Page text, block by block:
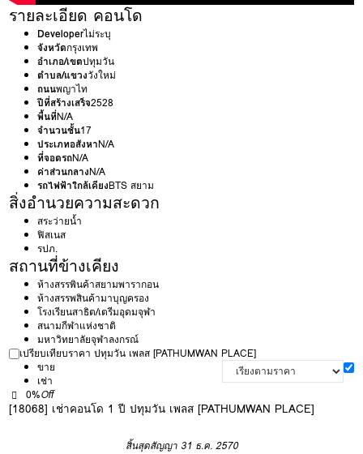
รายละเอียด คอนโด
Developerไม่ระบุ
จังหวัดกรุงเทพ
อำเภอ/เขตปทุมวัน
ตำบล/แขวงวังใหม่
ถนนพญาไท
ปีที่สร้างเสร็จ2528
พื้นที่N/A
จำนวนชั้น17
ประเภทอสังหาN/A
ที่จอดรถN/A
ค่าส่วนกลางN/A
รถไฟฟ้าใกล้เคียงBTS สยาม
สิ่งอำนวยความสะดวก
สระว่ายน้ำ
ฟิสเนส
รปภ.
สถานที่ข้างเคียง
ห้างสรรพินค้าสยามพารากอน
ห้างสรรพสินค้ามาบุญครอง
โรงเรียนสาธิต/เตรีมอุดมจุฬา
สนามกีฬาแห่งชาติ
มหาวิทยาลัยจุฬาลงกรณ์
เปรียบเทียบราคา ปทุมวัน เพลส [PATHUMWAN PLACE]
ขาย
เช่า
0%Off
[18068] เช่าคอนโด 1 ปี ปทุมวัน เพลส [PATHUMWAN PLACE]
สิ้นสุดสัญญา 31 ธ.ค. 2570